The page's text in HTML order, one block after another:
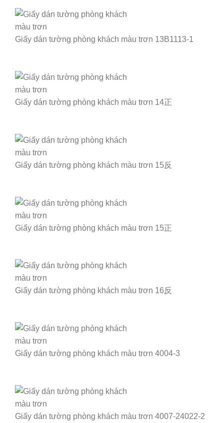
Giấy dán tường phòng khách màu trơn 13B1113-1
Giấy dán tường phòng khách màu trơn 14正
Giấy dán tường phòng khách màu trơn 15反
Giấy dán tường phòng khách màu trơn 15正
Giấy dán tường phòng khách màu trơn 16反
Giấy dán tường phòng khách màu trơn 4004-3
Giấy dán tường phòng khách màu trơn 4007-24022-2